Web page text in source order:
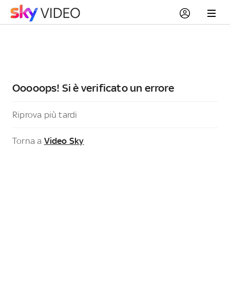
Ooooops! Si è verificato un errore
Riprova più tardi
Torna a Video Sky